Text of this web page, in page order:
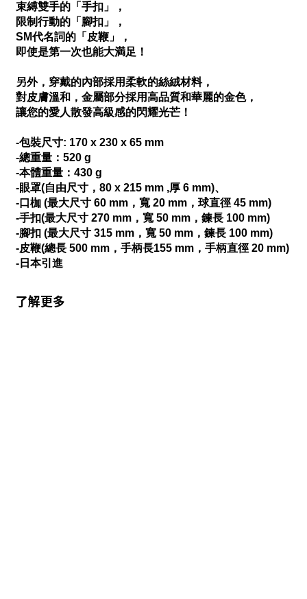
束縛雙手的「手扣」，
限制行動的「腳扣」，
SM代名詞的「皮鞭」，
即使是第一次也能大満足！
另外，穿戴的內部採用柔軟的絲絨材料，
對皮膚溫和，金屬部分採用高品質和華麗的金色，
讓您的愛人散發高級感的閃耀光芒！
-包裝尺寸: 170 x 230 x 65 mm
-總重量：520 g
-本體重量：430 g
-眼罩(自由尺寸，80 x 215 mm ,厚 6 mm)、
-口枷 (最大尺寸 60 mm，寬 20 mm，球直徑 45 mm)
-手扣(最大尺寸 270 mm，寬 50 mm，鍊長 100 mm)
-腳扣 (最大尺寸 315 mm，寬 50 mm，鍊長 100 mm)
-皮鞭(總長 500 mm，手柄長155 mm，手柄直徑 20 mm)
-日本引進
了解更多